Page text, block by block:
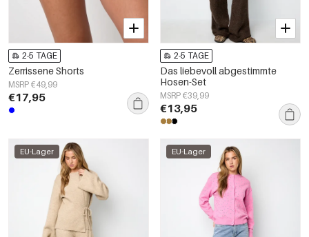
2-5 TAGE
Zerrissene Shorts
MSRP €49,99
€17,95
2-5 TAGE
Das liebevoll abgestimmte
Hosen-Set
MSRP €39,99
€13,95
EU-Lager EU-Lager